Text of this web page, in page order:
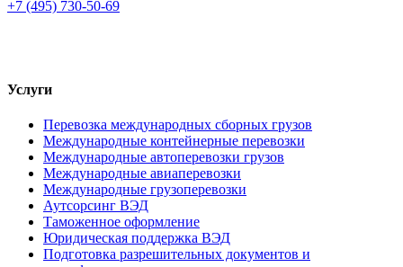
+7 (495) 730-50-69
Услуги
Перевозка международных сборных грузов
Международные контейнерные перевозки
Международные автоперевозки грузов
Международные авиаперевозки
Международные грузоперевозки
Аутсорсинг ВЭД
Таможенное оформление
Юридическая поддержка ВЭД
Подготовка разрешительных документов и